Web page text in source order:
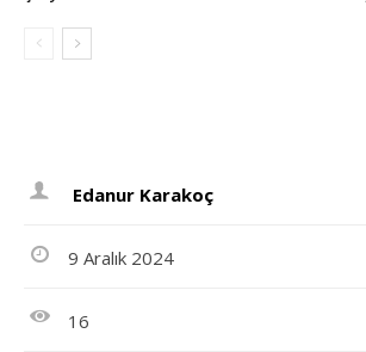
Edanur Karakoç
9 Aralık 2024
16